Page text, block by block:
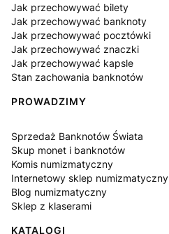
Jak przechowywać bilety
Jak przechowywać banknoty
Jak przechowywać pocztówki
Jak przechowywać znaczki
Jak przechowywać kapsle
Stan zachowania banknotów
PROWADZIMY
Sprzedaż Banknotów Świata
Skup monet i banknotów
Komis numizmatyczny
Internetowy sklep numizmatyczny
Blog numizmatyczny
Sklep z klaserami
KATALOGI